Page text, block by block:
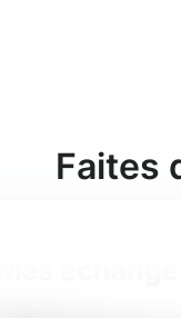
Faites